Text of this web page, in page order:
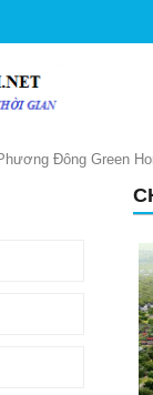
Đông Green